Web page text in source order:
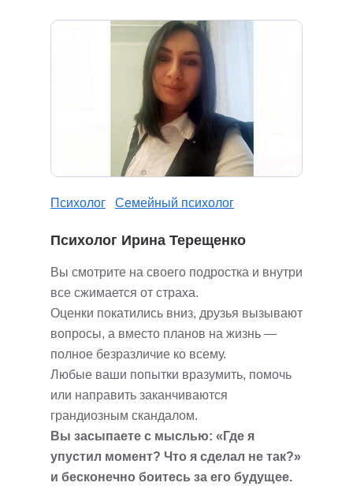
Психолог Семейный психолог
Психолог Ирина Терещенко
Вы смотрите на своего подростка и внутри
все сжимается от страха.
Оценки покатились вниз, друзья вызывают
вопросы, а вместо планов на жизнь —
полное безразличие ко всему.
Любые ваши попытки вразумить, помочь
или направить заканчиваются
грандиозным скандалом.
Вы засыпаете с мыслью: «Где я
упустил момент? Что я сделал не так?»
и бесконечно боитесь за его будущее.